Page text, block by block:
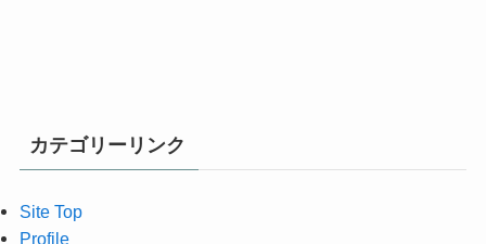
カテゴリーリンク
Site Top
Profile